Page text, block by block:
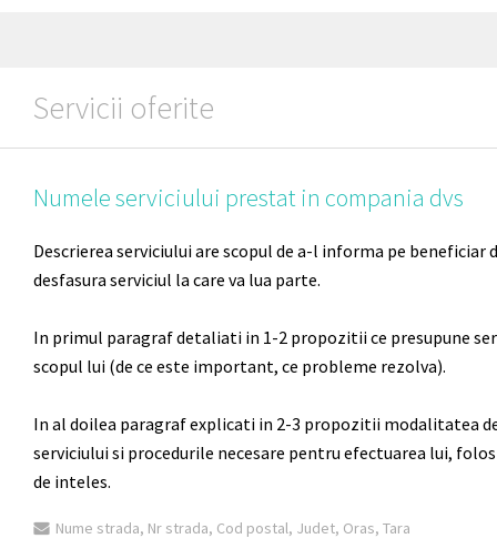
Servicii oferite
Numele serviciului prestat in compania dvs
Descrierea serviciului are scopul de a-l informa pe beneficiar
desfasura serviciul la care va lua parte.
In primul paragraf detaliati in 1-2 propozitii ce presupune
scopul lui (de ce este important, ce probleme rezolva).
In al doilea paragraf explicati in 2-3 propozitii modalitatea
serviciului si procedurile necesare pentru efectuarea lui,
de inteles.
Nume strada, Nr strada, Cod postal, Judet, Oras, Tara